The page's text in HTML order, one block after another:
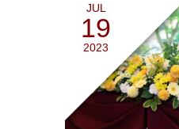
JUL
19
2023